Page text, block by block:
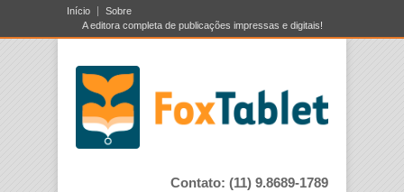
Início
Sobre
A editora completa de publicações impressas e digitais!
Contato: (11) 9.8689-1789